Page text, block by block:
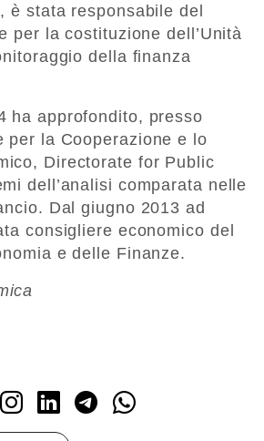
è stata responsabile del
per la costituzione dell’Unità
della finanza
ha approfondito, presso
per la Cooperazione e lo
Directorate for Public
dell’analisi comparata nelle
Dal giugno 2013 ad
consigliere economico del
e delle Finanze.